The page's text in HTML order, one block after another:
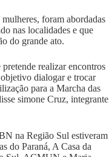
foram abordadas
nas localidades e que
do grande ato.
realizar encontros
dialogar e trocar
para a Marcha das
simone Cruz, integrante
na Região Sul estiveram
do Paraná, A Casa da